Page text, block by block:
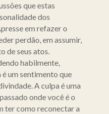
que estas
dos
em refazer o
perdão, em assumir,
de seus atos.
habilmente,
um sentimento que
A culpa é uma
onde você é o
ter como reconectar a